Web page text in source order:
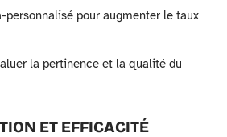
personnalisé pour augmenter le taux
la pertinence et la qualité du
ET EFFICACITÉ